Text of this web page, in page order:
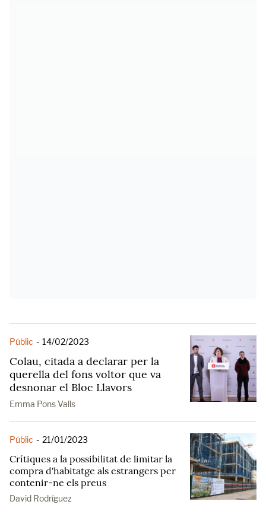
Públic - 14/02/2023
Colau, citada a declarar per la
querella del fons voltor que va
desnonar el Bloc Llavors
Emma Pons Valls
Públic - 21/01/2023
Crítiques a la possibilitat de limitar la
compra d'habitatge als estrangers per
contenir-ne els preus
David Rodríguez